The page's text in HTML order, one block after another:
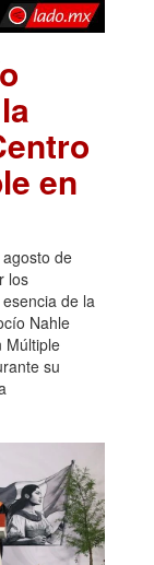
en
de
los
de la
Nahle
Múltiple
su